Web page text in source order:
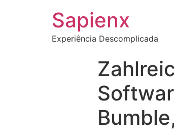
Sapienx
Experiência Descomplicada